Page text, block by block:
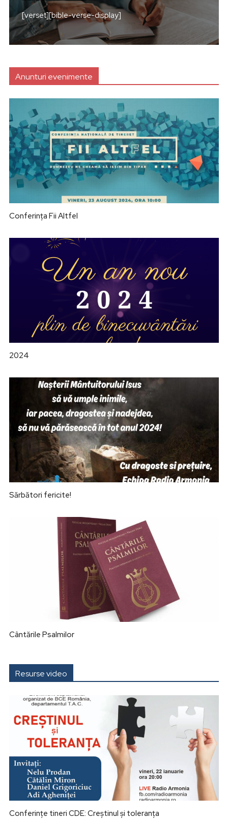
[verset][bible-verse-display]
Anunturi evenimente
Conferința Fii Altfel
2024
Sărbători fericite!
Cântările Psalmilor
Resurse video
Conferințe tineri CDE: Creștinul și toleranța